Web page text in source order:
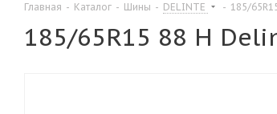
Главная - Каталог - Шины - DELINTE - 185/
185/65R15 88 H